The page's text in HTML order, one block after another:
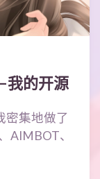
我的开源
密集地做了
AIMBOT、